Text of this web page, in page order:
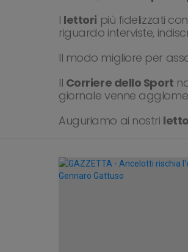
I lettori più fidelizzati
riguardo interviste,
Il modo migliore per
Il Corriere dello Sport
giornale venne
Auguriamo ai nostri
LATEST
STORIES